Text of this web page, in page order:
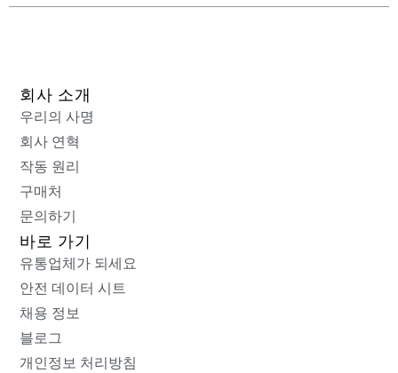
회사 소개
우리의 사명
회사 연혁
작동 원리
구매처
문의하기
바로 가기
유통업체가 되세요
안전 데이터 시트
채용 정보
블로그
개인정보 처리방침